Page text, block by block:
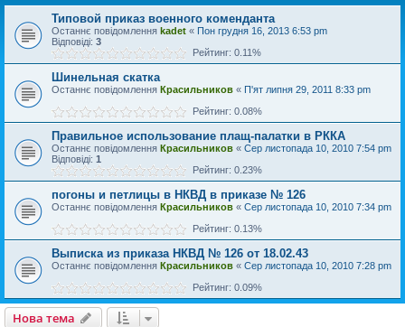
Типовой приказ военного коменданта
Останнє повідомлення kadet « Пон грудня 16, 2013 6:53 pm
Відповіді: 3
Рейтинг: 0.11%
Шинельная скатка
Останнє повідомлення Красильников « П'ят липня 29, 2011 8:33 pm
Рейтинг: 0.08%
Правильное использование плащ-палатки в РККА
Останнє повідомлення Красильников « Сер листопада 10, 2010 7:54 pm
Відповіді: 1
Рейтинг: 0.23%
погоны и петлицы в НКВД в приказе № 126
Останнє повідомлення Красильников « Сер листопада 10, 2010 7:34 pm
Рейтинг: 0.13%
Выписка из приказа НКВД № 126 от 18.02.43
Останнє повідомлення Красильников « Сер листопада 10, 2010 7:28 pm
Рейтинг: 0.09%
Нова тема